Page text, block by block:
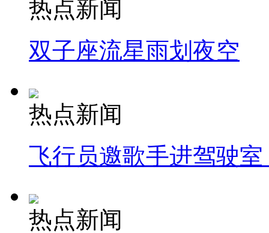
热点新闻
双子座流星雨划夜空
热点新闻
飞行员邀歌手进驾驶
热点新闻